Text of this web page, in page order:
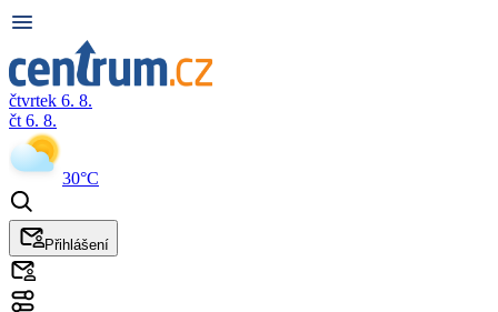
čtvrtek 6. 8.
čt 6. 8.
30°C
Přihlášení